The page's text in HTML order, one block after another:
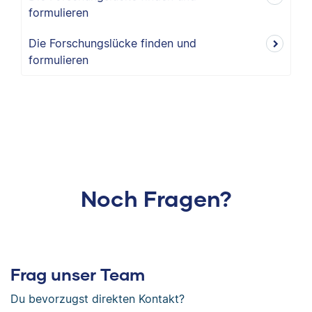
formulieren
Die Forschungslücke finden und
formulieren
Noch Fragen?
Frag unser Team
Du bevorzugst direkten Kontakt?